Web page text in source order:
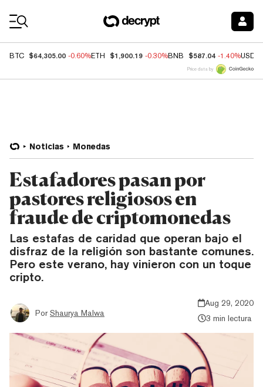
BTC $64,305.00 -0.60%ETH $1,900.19 -0.30%BNB $587.04 -1.40%USDC
Price data by
Noticias Monedas
Estafadores pasan por
pastores religiosos en
fraude de criptomonedas
Las estafas de caridad que operan bajo el
disfraz de la religión son bastante comunes.
Pero este verano, hay vinieron con un toque
cripto.
Por Shaurya Malwa
Aug 29, 2020
3 min lectura